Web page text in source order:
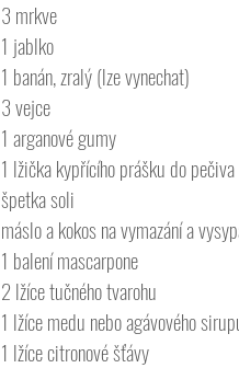
3 mrkve
1 jablko
1 banán, zralý (lze vynechat)
3 vejce
1 arganové gumy
1 lžička kypřícího prášku do
špetka soli
máslo a kokos na vymazání a
1 balení mascarpone
2 lžíce tučného tvarohu
1 lžíce medu nebo agávového
1 lžíce citronové šťávy